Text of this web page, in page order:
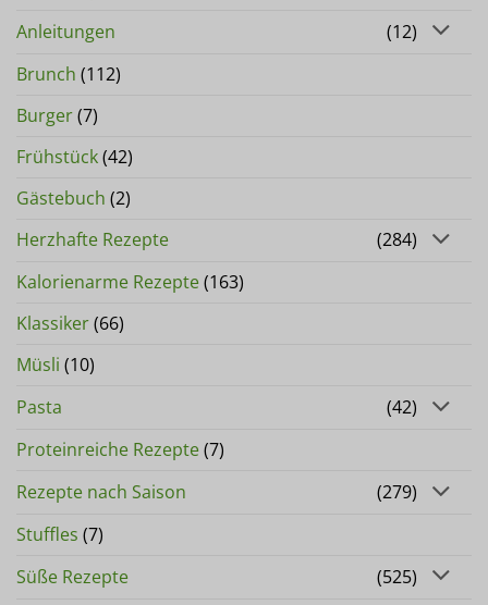
Anleitungen
(12)
Brunch (112)
Burger(7)
Frühstück(42)
Gästebuch (2)
Herzhafte Rezepte
(284)
Kalorienarme Rezepte(163)
Klassiker(66)
Müsli (10)
Pasta
(42)
Proteinreiche Rezepte(7)
Rezepte nach Saison
(279)
Stuffles (7)
Süße Rezepte
(525)